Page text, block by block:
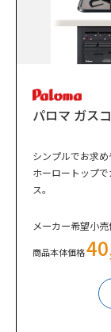
パロマ ガス
シンプルでお求
ホーロートップ
ス。
メーカー希望小
商品本体価格